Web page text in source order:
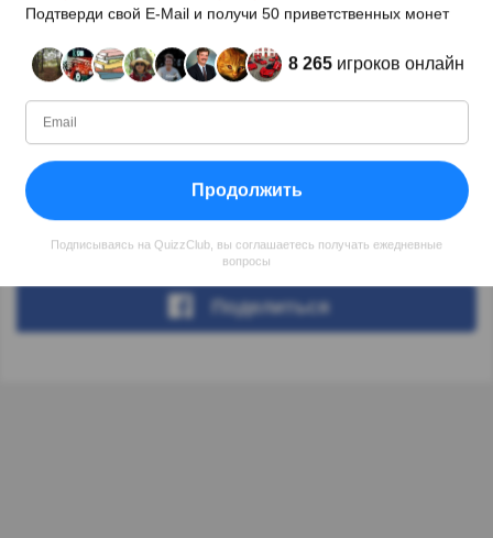
Автор:
Автор
07.2020
Вопросов
Поделиться
Подтверди свой E-Mail и получи 50 приветственных монет
8 265игроков онлайн
Продолжить
Подписываясь на QuizzClub, вы соглашаетесь получать ежедневные
вопросы